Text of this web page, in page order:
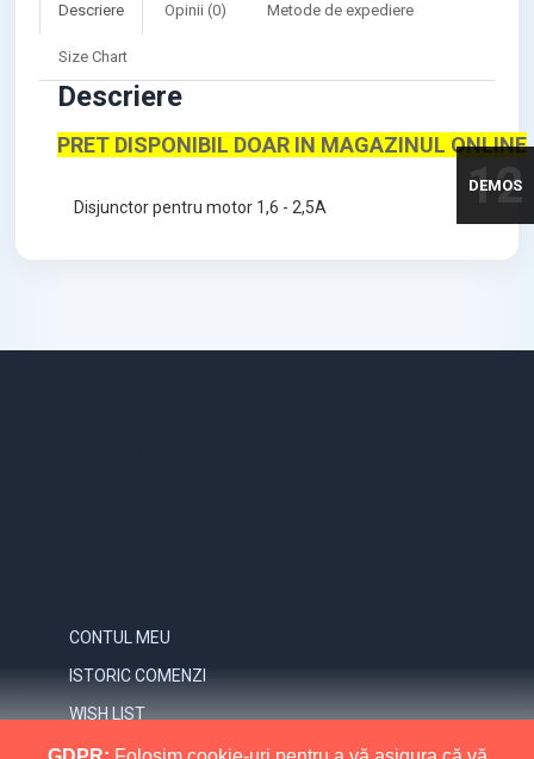
Descriere Opinii (0) Metode de expediere
Size Chart
Descriere
PRET DISPONIBIL DOAR IN MAGAZINUL ONLINE
Disjunctor pentru motor 1,6 - 2,5A
CONTUL MEU
ISTORIC COMENZI
WISH LIST
NEWSLETTER
DEMOS
12